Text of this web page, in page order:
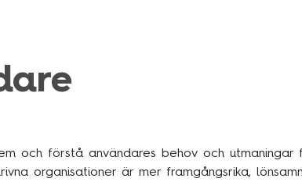
och förstå användares behov och utmaningar
organisationer är mer framgångsrika,